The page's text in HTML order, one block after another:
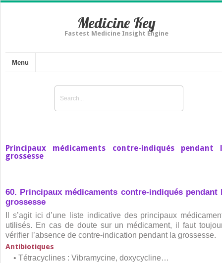
Medicine Key
Fastest Medicine Insight Engine
Menu
Principaux médicaments contre-indiqués pendant
grossesse
60. Principaux médicaments contre-indiqués pendant
grossesse
Il s’agit ici d’une liste indicative des principaux
utilisés. En cas de doute sur un médicament, il faut
vérifier l’absence de contre-indication pendant la grossesse.
Antibiotiques
• Tétracyclines : Vibramycine, doxycycline…